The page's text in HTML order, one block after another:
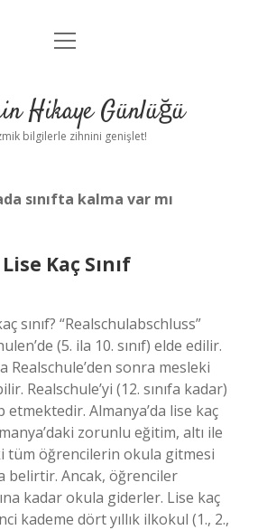
Anasayfa
Yasal Uyarı
menüyü
Hikaye Günlüğü
bilgilerle zihnini genişlet!
sınıfta kalma var mı
Kaç Sınıf
sınıf? “Realschulabschluss”
(5. ila 10. sınıf) elde edilir.
Realschule’den sonra mesleki
Realschule’yi (12. sınıfa kadar)
etmektedir. Almanya’da lise kaç
zorunlu eğitim, altı ile
tüm öğrencilerin okula gitmesi
belirtir. Ancak, öğrenciler
kadar okula giderler. Lise kaç
kademe dört yıllık ilkokul (1., 2.,